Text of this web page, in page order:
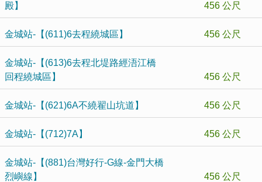
殿】
456 公尺
金城站-【(611)6去程繞城區】 456 公尺
金城站-【(613)6去程北堤路經浯江橋
回程繞城區】
456 公尺
金城站-【(621)6A不繞翟山坑道】 456 公尺
金城站-【(712)7A】 456 公尺
金城站-【(881)台灣好行-G線-金門大橋
烈嶼線】
456 公尺